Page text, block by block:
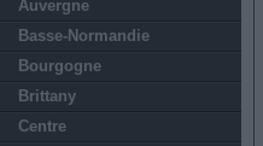
Auvergne
Basse-Normandie
Bourgogne
Brittany
Centre